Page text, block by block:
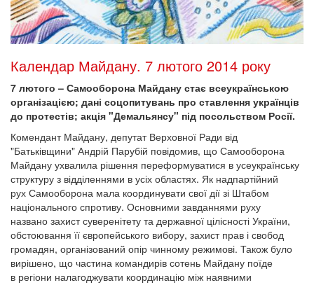
Календар Майдану. 7 лютого 2014 року
7 лютого – Самооборона Майдану стає всеукраїнською
організацією; дані соцопитувань про ставлення українців
до протестів; акція "Демальянсу" під посольством Росії.
Комендант Майдану, депутат Верховної Ради від
"Батьківщини" Андрій Парубій повідомив, що Самооборона
Майдану ухвалила рішення переформуватися в усеукраїнську
структуру з відділеннями в усіх областях. Як надпартійний
рух Самооборона мала координувати свої дії зі Штабом
національного спротиву. Основними завданнями руху
названо захист суверенітету та державної цілісності України,
обстоювання її європейського вибору, захист прав і свобод
громадян, організований опір чинному режимові. Також було
вирішено, що частина командирів сотень Майдану поїде
в регіони налагоджувати координацію між наявними